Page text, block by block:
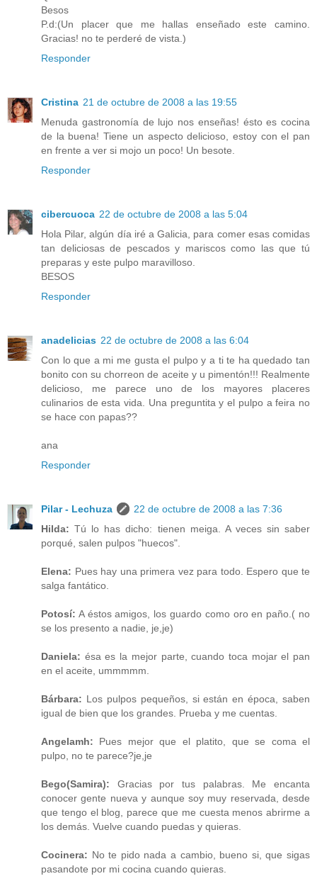
Besos
P.d:(Un placer que me hallas enseñado este camino.
Gracias! no te perderé de vista.)
Responder
Cristina 21 de octubre de 2008 a las 19:55
Menuda gastronomía de lujo nos enseñas! ésto es cocina
de la buena! Tiene un aspecto delicioso, estoy con el pan
en frente a ver si mojo un poco! Un besote.
Responder
cibercuoca 22 de octubre de 2008 a las 5:04
Hola Pilar, algún día iré a Galicia, para comer esas comidas
tan deliciosas de pescados y mariscos como las que tú
preparas y este pulpo maravilloso.
BESOS
Responder
anadelicias 22 de octubre de 2008 a las 6:04
Con lo que a mi me gusta el pulpo y a ti te ha quedado tan
bonito con su chorreon de aceite y u pimentón!!! Realmente
delicioso, me parece uno de los mayores placeres
culinarios de esta vida. Una preguntita y el pulpo a feira no
se hace con papas??
ana
Responder
Pilar - Lechuza
22 de octubre de 2008 a las 7:36
Hilda: Tú lo has dicho: tienen meiga. A veces sin saber
porqué, salen pulpos "huecos".
Elena: Pues hay una primera vez para todo. Espero que te
salga fantático.
Potosí: A éstos amigos, los guardo como oro en paño.( no
se los presento a nadie, je,je)
Daniela: ésa es la mejor parte, cuando toca mojar el pan
en el aceite, ummmmm.
Bárbara: Los pulpos pequeños, si están en época, saben
igual de bien que los grandes. Prueba y me cuentas.
Angelamh: Pues mejor que el platito, que se coma el
pulpo, no te parece?je,je
Bego(Samira): Gracias por tus palabras. Me encanta
conocer gente nueva y aunque soy muy reservada, desde
que tengo el blog, parece que me cuesta menos abrirme a
los demás. Vuelve cuando puedas y quieras.
Cocinera: No te pido nada a cambio, bueno si, que sigas
pasandote por mi cocina cuando quieras.